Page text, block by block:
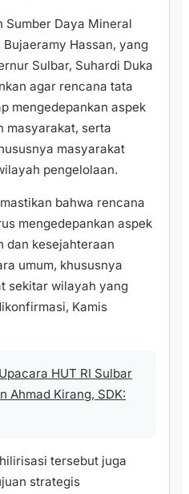
Sumber Daya Mineral
Hassan, yang
Sulbar, Suhardi Duka
agar rencana tata
mengedepankan aspek
masyarakat, serta
masyarakat
pengelolaan.
bahwa rencana
mengedepankan aspek
dan kesejahteraan
umum, khususnya
sekitar wilayah yang
Kamis
HUT RI Sulbar
Ahmad Kirang, SDK:
tersebut juga
strategis